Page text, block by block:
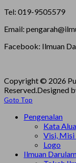
Tel: 019-9505579
Email:
Facebook: Ilmuan
Copyright © 2026
Reserved.Designed
Goto Top
Pengenalan
Kata
Visi,
Logo
Ilmuan